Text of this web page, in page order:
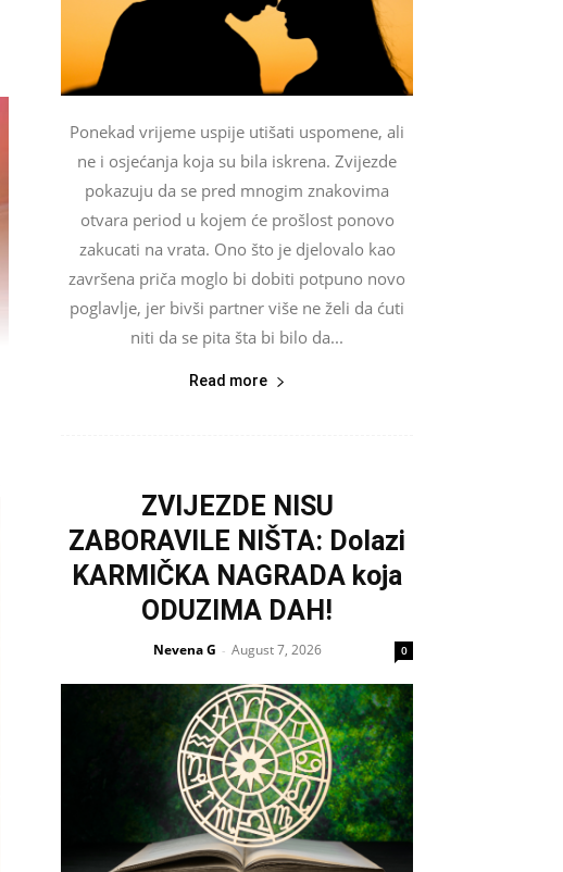
Ponekad vrijeme uspije utišati uspomene, ali
ne i osjećanja koja su bila iskrena. Zvijezde
pokazuju da se pred mnogim znakovima
otvara period u kojem će prošlost ponovo
zakucati na vrata. Ono što je djelovalo kao
završena priča moglo bi dobiti potpuno novo
poglavlje, jer bivši partner više ne želi da ćuti
niti da se pita šta bi bilo da...
Read more
ZVIJEZDE NISU
ZABORAVILE NIŠTA: Dolazi
KARMIČKA NAGRADA koja
ODUZIMA DAH!
Nevena G - August 7, 2026 0